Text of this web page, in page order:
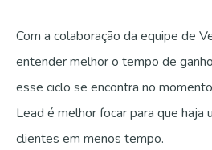
Com a colaboração da equipe de
entender melhor o tempo de
esse ciclo se encontra no
Lead é melhor focar para que haja
clientes em menos tempo.